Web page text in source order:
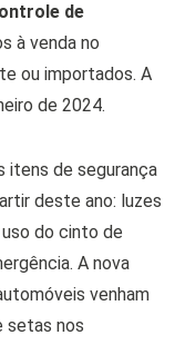
de
à venda no
ou importados. A
de 2024.
itens de segurança
deste ano: luzes
do cinto de
A nova
venham
setas nos